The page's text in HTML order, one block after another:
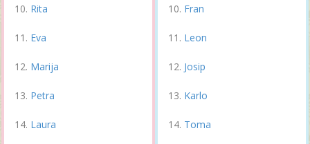
Rita
Eva
Marija
Petra
Laura
Fran
Leon
Josip
Karlo
Toma